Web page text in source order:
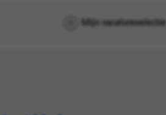
Mijn vacatureselectie